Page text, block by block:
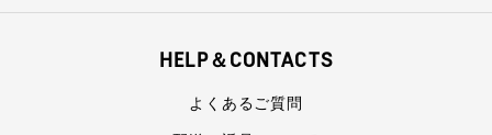
HELP＆CONTACTS
よくあるご質問